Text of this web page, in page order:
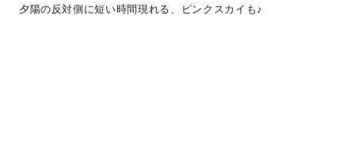
夕陽の反対側に短い時間現れる、ピンクスカイも♪